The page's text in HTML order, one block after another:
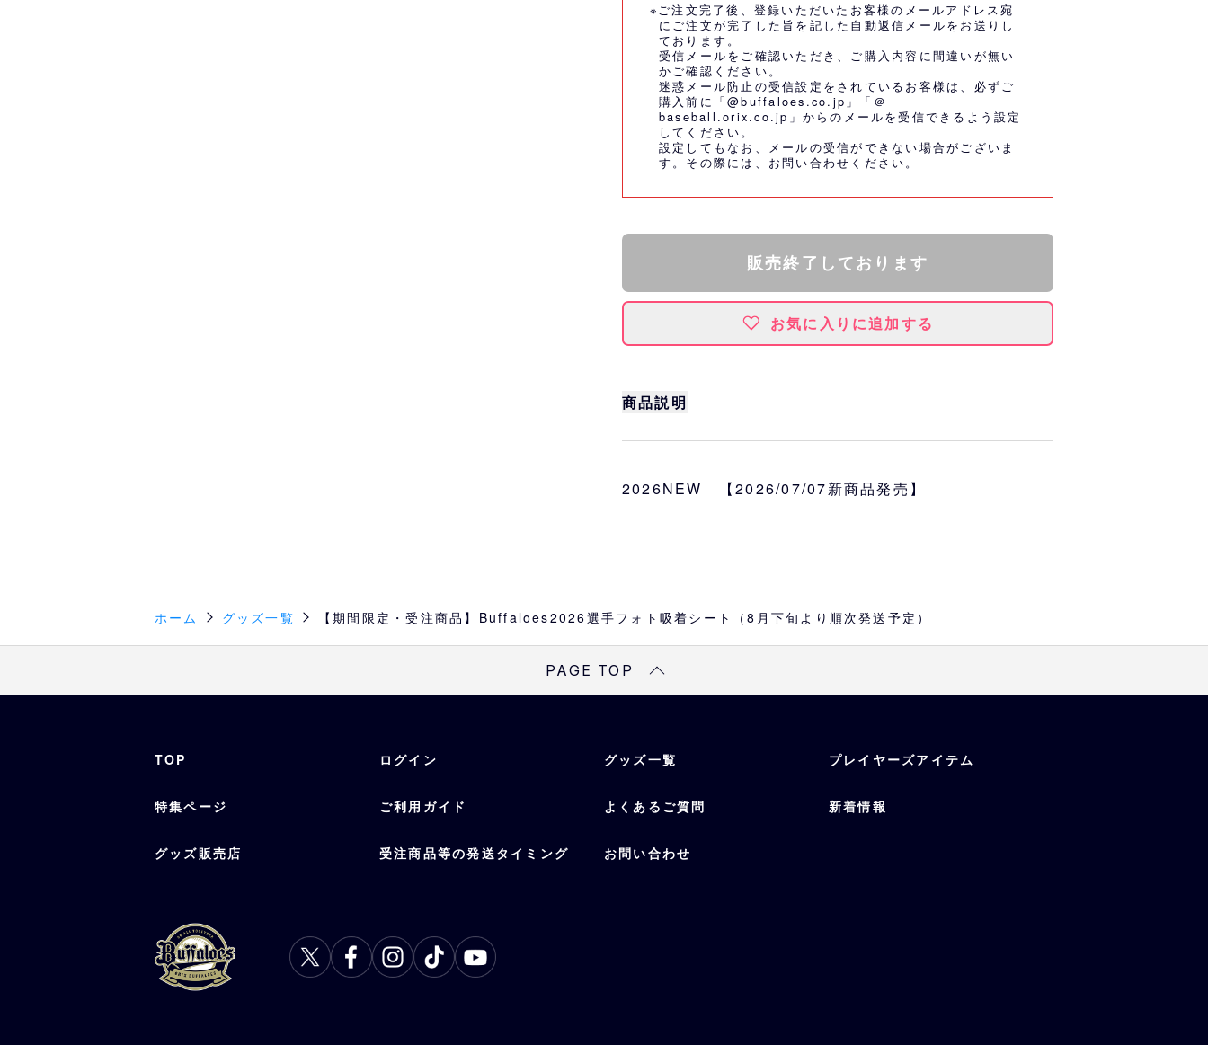
※ご注文完了後、登録いただいたお客様のメールアドレス宛
にご注文が完了した旨を記した自動返信メールをお送りし
ております。
受信メールをご確認いただき、ご購入内容に間違いが無い
かご確認ください。
迷惑メール防止の受信設定をされているお客様は、必ずご
購入前に「@buffaloes.co.jp」「＠
baseball.orix.co.jp」からのメールを受信できるよう設定
してください。
設定してもなお、メールの受信ができない場合がございま
す。その際には、 お問い合わせください。
販売終了しております
お気に入りに追加する
商品説明
2026年ビジュアルイメージを使用し、選手の魅力を存分
スマートフォン・パソコン・冷蔵庫など凹凸のないものな
合成PET紙
受注可能選手
渡部、太田、若月、森、西野、宗、西川、麦谷、山下、曽
谷、宮城、山岡、山崎、九里、紅林、田嶋、廣岡、頓宮、
2026NEW 【2026/07/07新商品発売】
ホーム グッズ一覧 【期間限定・受注商品】Buffaloes2026選手フォト吸着シート（8月下旬より順次発送予定）
PAGE TOP
TOP ログイン グッズ一覧 プレイヤーズアイテム
特集ページ ご利用ガイド よくあるご質問 新着情報
グッズ販売店 受注商品等の発送タイミング お問い合わせ